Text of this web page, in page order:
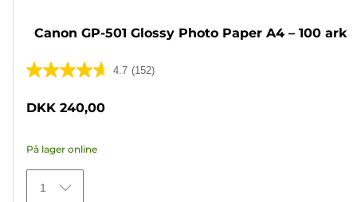
Canon GP-501 Glossy Photo Paper A4 – 100 ark
4.7 (152)
4.7
af
stjerner.
152
anmeldelser
DKK 240,00
På lager online
1